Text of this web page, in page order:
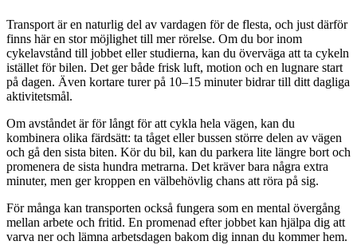
Transport är en naturlig del av vardagen för de flesta, och just därför
finns här en stor möjlighet till mer rörelse. Om du bor inom
cykelavstånd till jobbet eller studierna, kan du överväga att ta cykeln
istället för bilen. Det ger både frisk luft, motion och en lugnare start
på dagen. Även kortare turer på 10–15 minuter bidrar till ditt dagliga
aktivitetsmål.
Om avståndet är för långt för att cykla hela vägen, kan du
kombinera olika färdsätt: ta tåget eller bussen större delen av vägen
och gå den sista biten. Kör du bil, kan du parkera lite längre bort och
promenera de sista hundra metrarna. Det kräver bara några extra
minuter, men ger kroppen en välbehövlig chans att röra på sig.
För många kan transporten också fungera som en mental övergång
mellan arbete och fritid. En promenad efter jobbet kan hjälpa dig att
varva ner och lämna arbetsdagen bakom dig innan du kommer hem.